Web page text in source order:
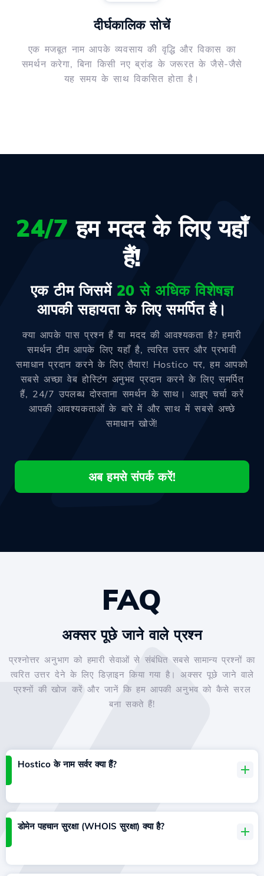
दीर्घकालिक सोचें
एक मजबूत नाम आपके व्यवसाय की वृद्धि और विकास का
समर्थन करेगा, बिना किसी नए ब्रांड के जरूरत के जैसे-जैसे
यह समय के साथ विकसित होता है।
24/7 हम मदद के लिए यहाँ
हैं!
एक टीम जिसमें 20 से अधिक विशेषज्ञ
आपकी सहायता के लिए समर्पित है।
क्या आपके पास प्रश्न हैं या मदद की आवश्यकता है? हमारी
समर्थन टीम आपके लिए यहाँ है, त्वरित उत्तर और प्रभावी
समाधान प्रदान करने के लिए तैयार! Hostico पर, हम आपको
सबसे अच्छा वेब होस्टिंग अनुभव प्रदान करने के लिए समर्पित
हैं, 24/7 उपलब्ध दोस्ताना समर्थन के साथ। आइए चर्चा करें
आपकी आवश्यकताओं के बारे में और साथ में सबसे अच्छे
समाधान खोजें!
अब हमसे संपर्क करें!
FAQ
अक्सर पूछे जाने वाले प्रश्न
प्रश्नोत्तर अनुभाग को हमारी सेवाओं से संबंधित सबसे सामान्य प्रश्नों का
त्वरित उत्तर देने के लिए डिज़ाइन किया गया है। अक्सर पूछे जाने वाले
प्रश्नों की खोज करें और जानें कि हम आपकी अनुभव को कैसे सरल
बना सकते हैं!
Hostico के नाम सर्वर क्या हैं?
डोमेन पहचान सुरक्षा (WHOIS सुरक्षा) क्या है?